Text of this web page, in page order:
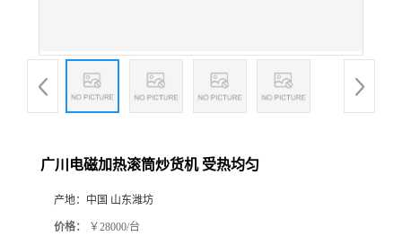
广川电磁加热滚筒炒货机 受热均匀
产地： 中国 山东潍坊
价格： ￥28000/台